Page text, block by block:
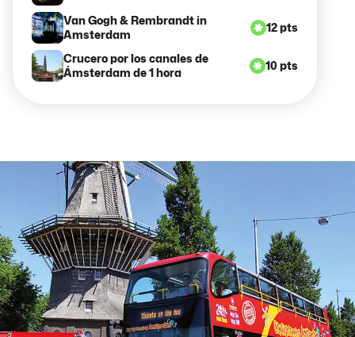
Van Gogh & Rembrandt in
Amsterdam
12 pts
Crucero por los canales de
Ámsterdam de 1 hora
10 pts